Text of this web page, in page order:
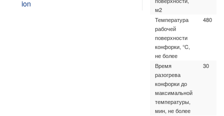
м2
Температура
рабочей
поверхности
конфорки, °C,
не более
480
Время
разогрева
конфорки до
максимальной
температуры,
мин, не более
30